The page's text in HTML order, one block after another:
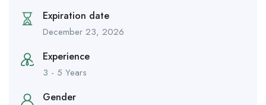
Expiration date
December 23, 2026
Experience
3 - 5 Years
Gender